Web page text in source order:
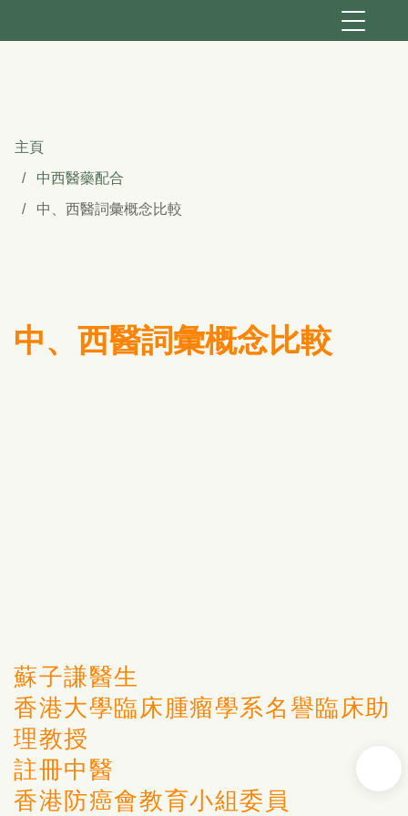
主頁
中西醫藥配合
中、西醫詞彙概念比較
中、西醫詞彙概念比較
蘇子謙醫生
香港大學臨床腫瘤學系名譽臨床助
理教授
註冊中醫
香港防癌會教育小組委員